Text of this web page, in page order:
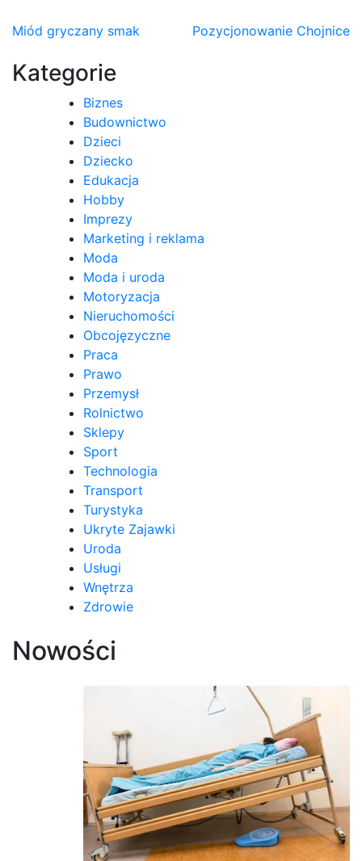
Nawigacja
wpisu
Miód gryczany smak Pozycjonowanie Chojnice
Kategorie
Biznes
Budownictwo
Dzieci
Dziecko
Edukacja
Hobby
Imprezy
Marketing i reklama
Moda
Moda i uroda
Motoryzacja
Nieruchomości
Obcojęzyczne
Praca
Prawo
Przemysł
Rolnictwo
Sklepy
Sport
Technologia
Transport
Turystyka
Ukryte Zajawki
Uroda
Usługi
Wnętrza
Zdrowie
Nowości